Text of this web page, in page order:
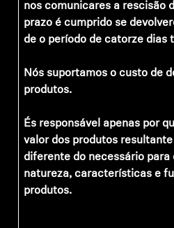
nos comunicares a rescisão
prazo é cumprido se
de o período de catorze dias
Nós suportamos o custo de
produtos.
És responsável apenas por
valor dos produtos
diferente do necessário para
natureza, características e
produtos.